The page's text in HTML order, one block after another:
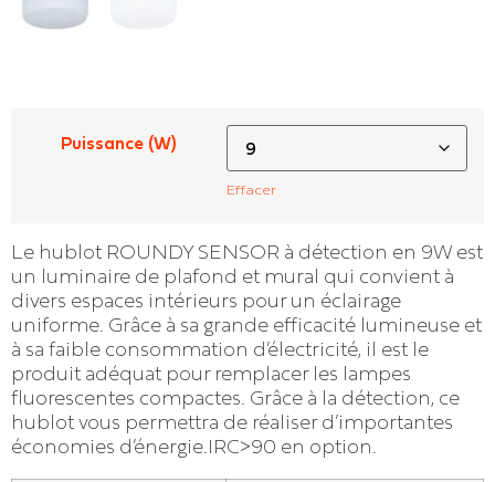
Puissance (W)
Effacer
Le hublot ROUNDY SENSOR à détection en 9W est
un luminaire de plafond et mural qui convient à
divers espaces intérieurs pour un éclairage
uniforme. Grâce à sa grande efficacité lumineuse et
à sa faible consommation d’électricité, il est le
produit adéquat pour remplacer les lampes
fluorescentes compactes. Grâce à la détection, ce
hublot vous permettra de réaliser d’importantes
économies d’énergie.IRC>90 en option.